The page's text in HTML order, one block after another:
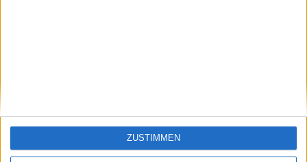
ZUSTIMMEN
13.10.2010